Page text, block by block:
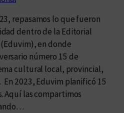
repasamos lo que fueron
dentro de la Editorial
en donde
número 15 de
cultural local, provincial,
2023, Eduvim planificó 15
Aquí las compartimos